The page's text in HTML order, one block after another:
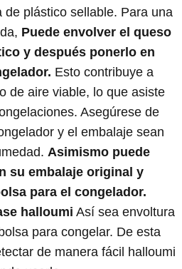
de plástico sellable. Para una
Puede envolver el queso
y después ponerlo en
Esto contribuye a
de aire viable, lo que asiste
Asegúrese de
y el embalaje sean
Asimismo puede
su embalaje original y
para el congelador.
halloumi Así sea envoltura
para congelar. De esta
de manera fácil halloumi